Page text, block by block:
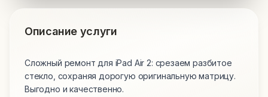
Описание услуги
Сложный ремонт для iPad Air 2: срезаем разбитое
стекло, сохраняя дорогую оригинальную матрицу.
Выгодно и качественно.